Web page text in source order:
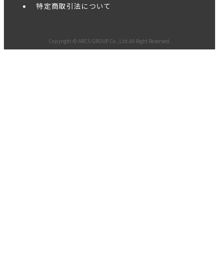
特定商取引法について
Copyright © ARCS GROUP Co.,Ltd.All Right Reserved.